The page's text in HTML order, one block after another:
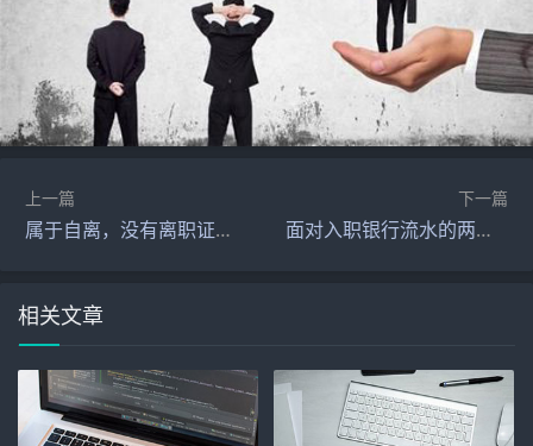
上一篇
属于自离，没有离职证明怎么办？
下一篇
面对入职银行流水的两种处理方式
相关文章